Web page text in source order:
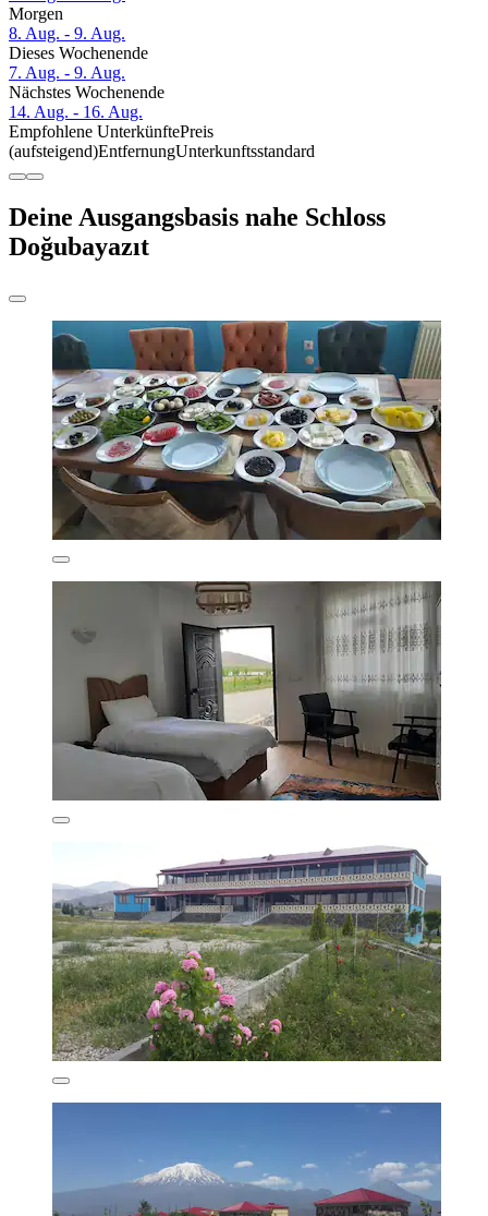
Morgen
8. Aug. - 9. Aug.
Dieses Wochenende
7. Aug. - 9. Aug.
Nächstes Wochenende
14. Aug. - 16. Aug.
Empfohlene UnterkünftePreis
(aufsteigend)EntfernungUnterkunftsstandard
Deine Ausgangsbasis nahe Schloss
Doğubayazıt